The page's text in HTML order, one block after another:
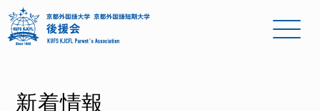
新着情報